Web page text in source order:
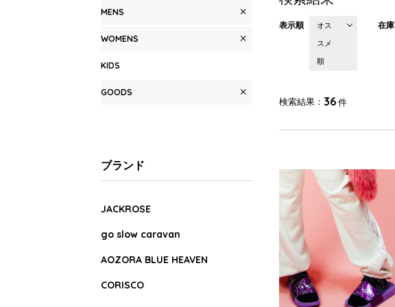
表示順
オス
スメ
順
在庫
検索結果 36件
MENS
WOMENS
KIDS
GOODS
ブランド
JACKROSE
go slow caravan
AOZORA BLUE HEAVEN
CORISCO